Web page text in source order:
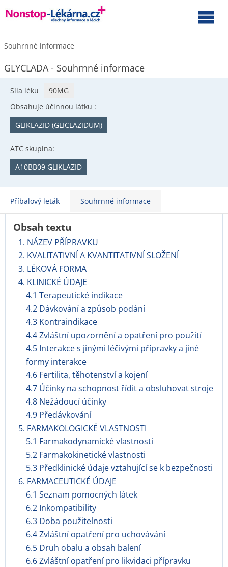
Souhrnné informace
GLYCLADA - Souhrnné informace
Síla léku
90MG
Obsahuje účinnou látku :
GLIKLAZID (GLICLAZIDUM)
ATC skupina:
A10BB09 GLIKLAZID
Příbalový leták Souhrnné informace
Obsah textu
1. NÁZEV PŘÍPRAVKU
2. KVALITATIVNÍ A KVANTITATIVNÍ SLOŽENÍ
3. LÉKOVÁ FORMA
4. KLINICKÉ ÚDAJE
4.1 Terapeutické indikace
4.2 Dávkování a způsob podání
4.3 Kontraindikace
4.4 Zvláštní upozornění a opatření pro použití
4.5 Interakce s jinými léčivými přípravky a jiné
formy interakce
4.6 Fertilita, těhotenství a kojení
4.7 Účinky na schopnost řídit a obsluhovat stroje
4.8 Nežádoucí účinky
4.9 Předávkování
5. FARMAKOLOGICKÉ VLASTNOSTI
5.1 Farmakodynamické vlastnosti
5.2 Farmakokinetické vlastnosti
5.3 Předklinické údaje vztahující se k bezpečnosti
6. FARMACEUTICKÉ ÚDAJE
6.1 Seznam pomocných látek
6.2 Inkompatibility
6.3 Doba použitelnosti
6.4 Zvláštní opatření pro uchovávání
6.5 Druh obalu a obsah balení
6.6 Zvláštní opatření pro likvidaci přípravku